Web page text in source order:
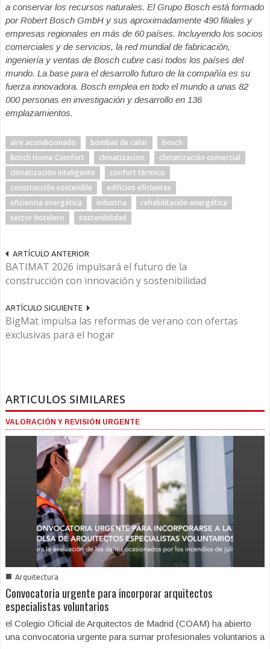
a conservar los recursos naturales. El Grupo Bosch está formado
por Robert Bosch GmbH y sus aproximadamente 490 filiales y
empresas regionales en más de 60 países. Incluyendo los socios
comerciales y de servicios, la red mundial de fabricación,
ingeniería y ventas de Bosch cubre casi todos los países del
mundo. La base para el desarrollo futuro de la compañía es su
fuerza innovadora. Bosch emplea en todo el mundo a unas 82
000 personas en investigación y desarrollo en 136
emplazamientos.
aire acondicionado bombas de calor
bosch
Bosch Home Comfort
climatizacion
climatización comercial
climatización inteligente
confort térmico
construcción sostenible
edificios eficientes
eficiencia energética
industria
rehabilitación energética
sector hotelero
sostenibilidad
ARTÍCULO ANTERIOR
BATIMAT 2026 impulsará el futuro de la
construcción con innovación y sostenibilidad
ARTÍCULO SIGUIENTE
BigMat impulsa las reformas de verano con ofertas
exclusivas para el hogar
ARTICULOS SIMILARES
VALORACIÓN Y REVISIÓN URGENTE
■ Arquitectura
Convocatoria urgente para incorporar arquitectos
especialistas voluntarios
el Colegio Oficial de Arquitectos de Madrid (COAM) ha abierto
una convocatoria urgente para sumar profesionales voluntarios a